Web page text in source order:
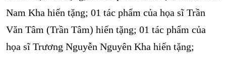
Nam Kha hiến tặng; 01 tác phẩm của họa sĩ Trần
Văn Tâm (Trần Tâm) hiến tặng; 01 tác phẩm của
họa sĩ Trương Nguyễn Nguyên Kha hiến tặng;